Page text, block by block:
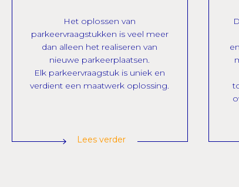
Het oplossen van
parkeervraagstukken is veel meer
dan alleen het realiseren van
nieuwe parkeerplaatsen.
Elk parkeervraagstuk is uniek en
verdient een maatwerk oplossing.
Lees verder